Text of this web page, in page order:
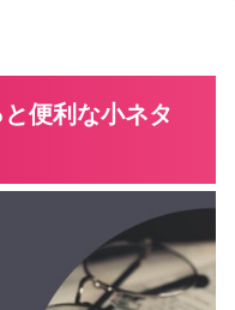
便利な小ネタ